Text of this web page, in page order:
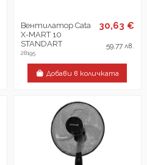
Вентилатор Cata
X-MART 10
STANDART
28195
30,63 €
59,77 лв.
Добави в количката